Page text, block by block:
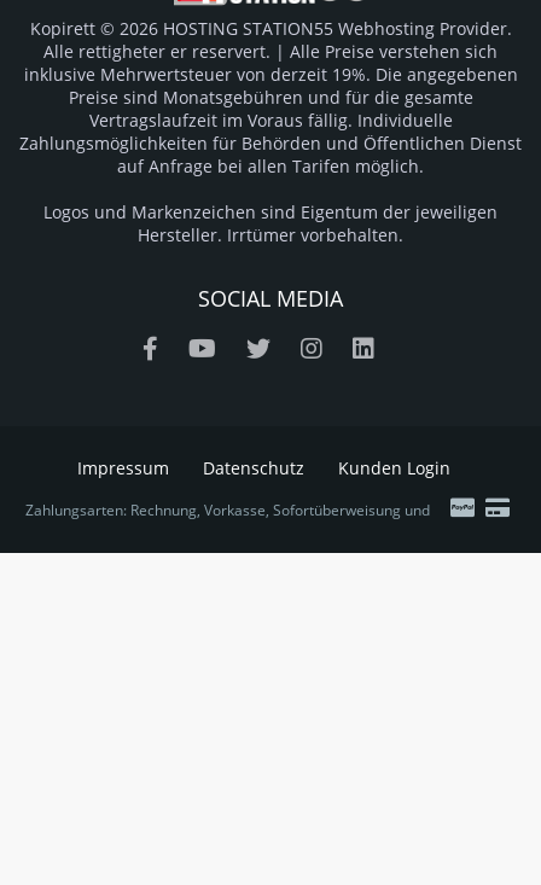
Kopirett © 2026 HOSTING STATION55 Webhosting Provider.
Alle rettigheter er reservert. | Alle Preise verstehen sich
inklusive Mehrwertsteuer von derzeit 19%. Die angegebenen
Preise sind Monatsgebühren und für die gesamte
Vertragslaufzeit im Voraus fällig. Individuelle
Zahlungsmöglichkeiten für Behörden und Öffentlichen Dienst
auf Anfrage bei allen Tarifen möglich.
Logos und Markenzeichen sind Eigentum der jeweiligen
Hersteller. Irrtümer vorbehalten.
SOCIAL MEDIA
Impressum Datenschutz Kunden Login
Zahlungsarten: Rechnung, Vorkasse, Sofortüberweisung und